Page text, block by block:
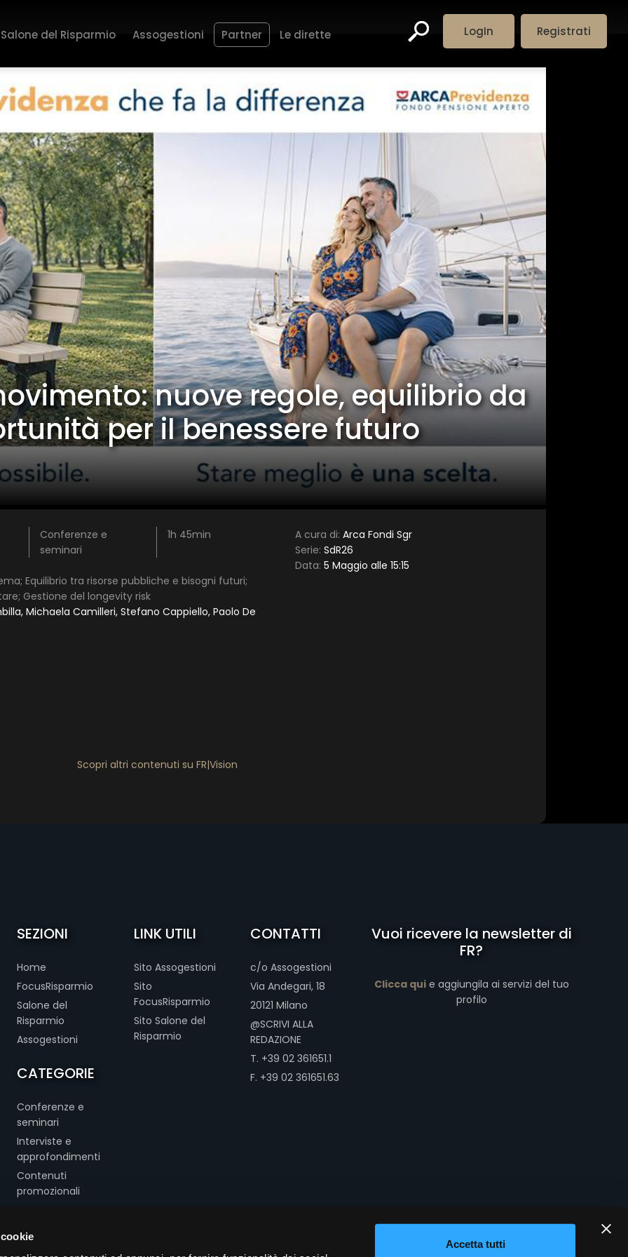
Accetta tutti
LogIn Registrati
Salone del Risparmio Assogestioni Partner Le dirette
nuove regole, equilibrio da
per il benessere futuro
Conferenze e
seminari
1h 45min
Equilibrio tra risorse pubbliche e bisogni futuri;
Gestione del longevity risk
Michaela Camilleri, Stefano Cappiello, Paolo De
A cura di: Arca Fondi Sgr
Serie: SdR26
Data: 5 Maggio alle 15:15
Scopri altri contenuti su FR|Vision
5 stars
4 stars
3 stars
2 stars
1 star
Invia
SEZIONI
Home
FocusRisparmio
Salone del
Risparmio
Assogestioni
CATEGORIE
Conferenze e
seminari
Interviste e
approfondimenti
Contenuti
promozionali
LINK UTILI
Sito Assogestioni
Sito
FocusRisparmio
Sito Salone del
Risparmio
CONTATTI
c/o Assogestioni
Via Andegari, 18
20121 Milano
@SCRIVI ALLA
REDAZIONE
T. +39 02 361651.1
F. +39 02 361651.63
Vuoi ricevere la newsletter di
FR?
Clicca quie aggiungila ai servizi del tuo
profilo